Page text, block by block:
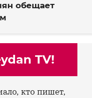
обещает
TV!
кто пишет,